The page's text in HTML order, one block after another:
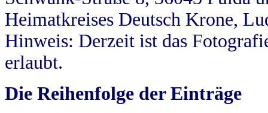
Heimatkreises Deutsch Krone,
Hinweis: Derzeit ist das
erlaubt.
Die Reihenfolge der Einträge